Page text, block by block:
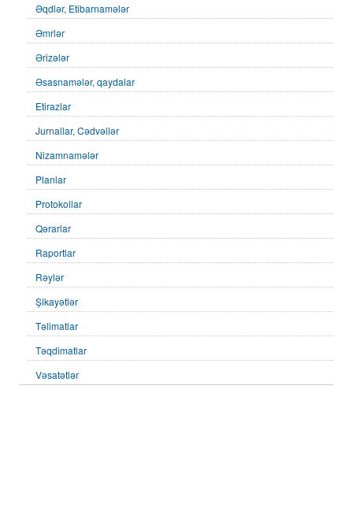
Əqdlər, Etibarnamələr
Əmrlər
Ərizələr
Əsasnamələr, qaydalar
Etirazlar
Jurnallar, Cədvəllər
Nizamnamələr
Planlar
Protokollar
Qərarlar
Raportlar
Rəylər
Şikayətlər
Təlimatlar
Təqdimatlar
Vəsatətlər